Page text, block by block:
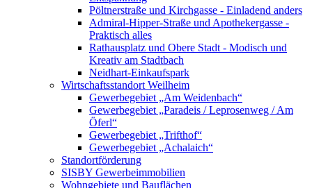
Pöltnerstraße und Kirchgasse - Einladend anders
Admiral-Hipper-Straße und Apothekergasse -
Praktisch alles
Rathausplatz und Obere Stadt - Modisch und
Kreativ am Stadtbach
Neidhart-Einkaufspark
Wirtschaftsstandort Weilheim
Gewerbegebiet „Am Weidenbach“
Gewerbegebiet „Paradeis / Leprosenweg / Am
Öferl“
Gewerbegebiet „Trifthof“
Gewerbegebiet „Achalaich“
Standortförderung
SISBY Gewerbeimmobilien
Wohngebiete und Bauflächen